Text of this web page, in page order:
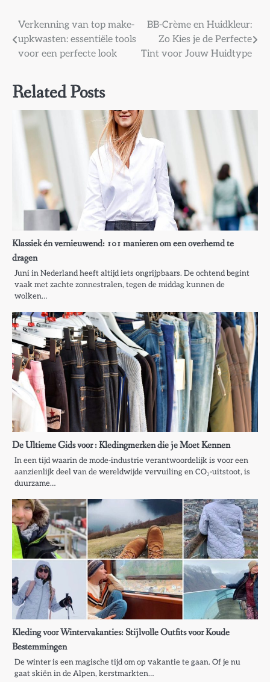
Bericht
navigatie
Verkenning van top make-
upkwasten: essentiële tools
voor een perfecte look
BB-Crème en Huidkleur:
Zo Kies je de Perfecte
Tint voor Jouw Huidtype
Related Posts
Klassiek én vernieuwend: 101 manieren om een overhemd te
dragen
Juni in Nederland heeft altijd iets ongrijpbaars. De ochtend begint
vaak met zachte zonnestralen, tegen de middag kunnen de
wolken…
De Ultieme Gids voor : Kledingmerken die je Moet Kennen
In een tijd waarin de mode-industrie verantwoordelijk is voor een
aanzienlijk deel van de wereldwijde vervuiling en CO₂-uitstoot, is
duurzame…
Kleding voor Wintervakanties: Stijlvolle Outfits voor Koude
Bestemmingen
De winter is een magische tijd om op vakantie te gaan. Of je nu
gaat skiën in de Alpen, kerstmarkten…